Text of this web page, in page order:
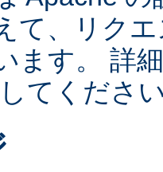
て、リク
ます。 詳
てくださ